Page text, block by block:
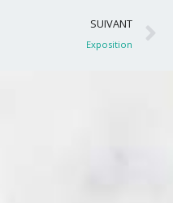
SUIVANT
Exposition